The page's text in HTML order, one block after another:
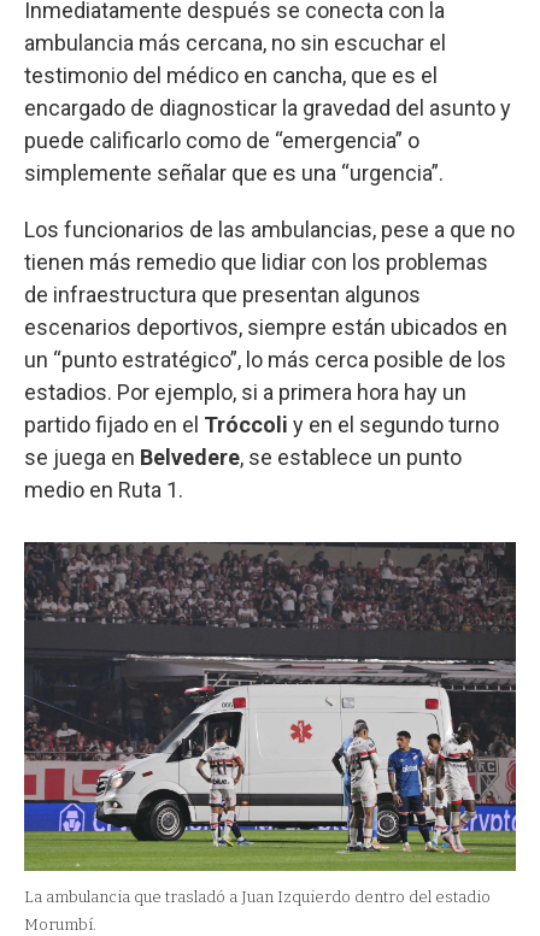
Inmediatamente después se conecta con la
ambulancia más cercana, no sin escuchar el
testimonio del médico en cancha, que es el
encargado de diagnosticar la gravedad del asunto y
puede calificarlo como de “emergencia” o
simplemente señalar que es una “urgencia”.
Los funcionarios de las ambulancias, pese a que no
tienen más remedio que lidiar con los problemas
de infraestructura que presentan algunos
escenarios deportivos, siempre están ubicados en
un “punto estratégico”, lo más cerca posible de los
estadios. Por ejemplo, si a primera hora hay un
partido fijado en el Tróccoli y en el segundo turno
se juega en Belvedere, se establece un punto
medio en Ruta 1.
La ambulancia que trasladó a Juan Izquierdo dentro del estadio
Morumbí.